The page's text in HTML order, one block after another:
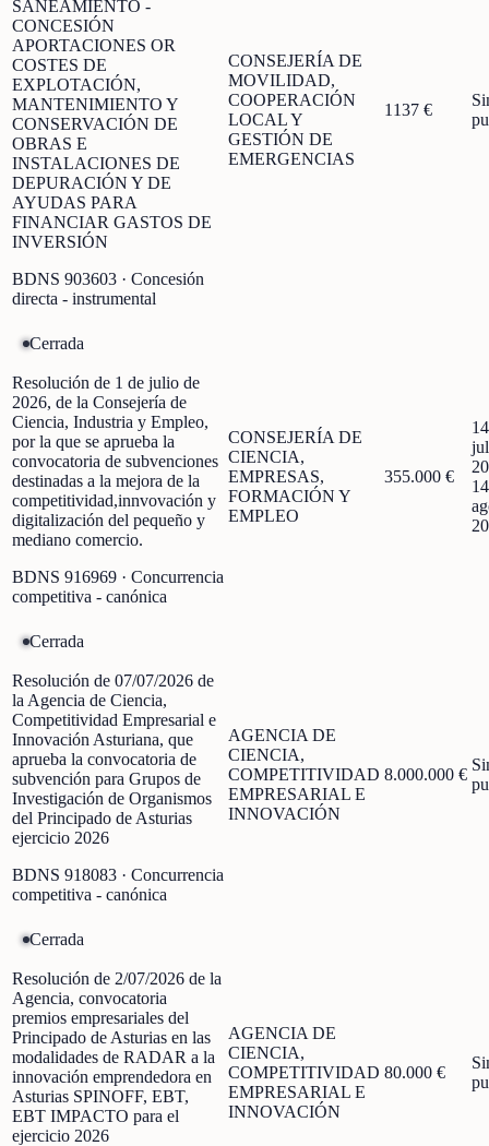
SANEAMIENTO -
CONCESIÓN
APORTACIONES OR
COSTES DE
EXPLOTACIÓN,
MANTENIMIENTO Y
CONSERVACIÓN DE
OBRAS E
INSTALACIONES DE
DEPURACIÓN Y DE
AYUDAS PARA
FINANCIAR GASTOS DE
INVERSIÓN
BDNS 903603 · Concesión
directa - instrumental
CONSEJERÍA DE
MOVILIDAD,
COOPERACIÓN
LOCAL Y
GESTIÓN DE
EMERGENCIAS
1137 €
Cerrada
Resolución de 1 de julio de
2026, de la Consejería de
Ciencia, Industria y Empleo,
por la que se aprueba la
convocatoria de subvenciones
destinadas a la mejora de la
competitividad,innvovación y
digitalización del pequeño y
mediano comercio.
BDNS 916969 · Concurrencia
competitiva - canónica
CONSEJERÍA DE
CIENCIA,
EMPRESAS,
FORMACIÓN Y
EMPLEO
355.000 €
Cerrada
Resolución de 07/07/2026 de
la Agencia de Ciencia,
Competitividad Empresarial e
Innovación Asturiana, que
aprueba la convocatoria de
subvención para Grupos de
Investigación de Organismos
del Principado de Asturias
ejercicio 2026
BDNS 918083 · Concurrencia
competitiva - canónica
AGENCIA DE
CIENCIA,
COMPETITIVIDAD
EMPRESARIAL E
INNOVACIÓN
8.000.000 €
Cerrada
Resolución de 2/07/2026 de la
Agencia, convocatoria
premios empresariales del
Principado de Asturias en las
modalidades de RADAR a la
innovación emprendedora en
Asturias SPINOFF, EBT,
EBT IMPACTO para el
ejercicio 2026
AGENCIA DE
CIENCIA,
COMPETITIVIDAD
EMPRESARIAL E
INNOVACIÓN
80.000 €